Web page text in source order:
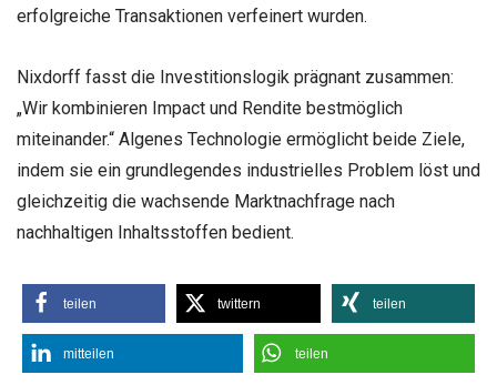
erfolgreiche Transaktionen verfeinert wurden.
Nixdorff fasst die Investitionslogik prägnant zusammen:
„Wir kombinieren Impact und Rendite bestmöglich
miteinander.“ Algenes Technologie ermöglicht beide Ziele,
indem sie ein grundlegendes industrielles Problem löst und
gleichzeitig die wachsende Marktnachfrage nach
nachhaltigen Inhaltsstoffen bedient.
teilen twittern teilen
mitteilen teilen